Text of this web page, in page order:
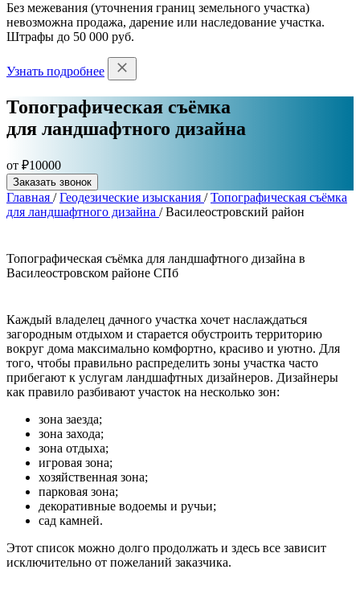
Без межевания (уточнения границ земельного участка)
невозможна продажа, дарение или наследование участка.
Штрафы до 50 000 руб.
Узнать подробнее
Топографическая съёмка
для ландшафтного дизайна
от ₽10000
Заказать звонок
Главная /Геодезические изыскания /Топографическая съёмка
для ландшафтного дизайна /Василеостровский район
Топографическая съёмка для ландшафтного дизайна в
Василеостровском районе СПб
Каждый владелец дачного участка хочет наслаждаться
загородным отдыхом и старается обустроить территорию
вокруг дома максимально комфортно, красиво и уютно. Для
того, чтобы правильно распределить зоны участка часто
прибегают к услугам ландшафтных дизайнеров. Дизайнеры
как правило разбивают участок на несколько зон:
зона заезда;
зона захода;
зона отдыха;
игровая зона;
хозяйственная зона;
парковая зона;
декоративные водоемы и ручьи;
сад камней.
Этот список можно долго продолжать и здесь все зависит
исключительно от пожеланий заказчика.